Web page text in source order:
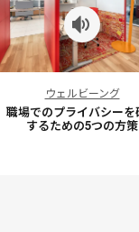
場
で
ウェルビーング
職場でのプライバシーを
するための5つの方策